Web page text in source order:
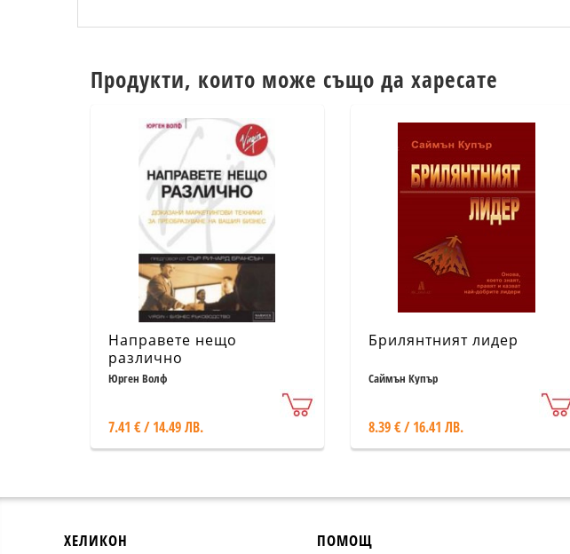
Продукти, които може също да харесате
Направете нещо
различно
Юрген Волф
7.41 € / 14.49 ЛВ.
Брилянтният лидер
Саймън Купър
8.39 € / 16.41 ЛВ.
ХЕЛИКОН ПОМОЩ